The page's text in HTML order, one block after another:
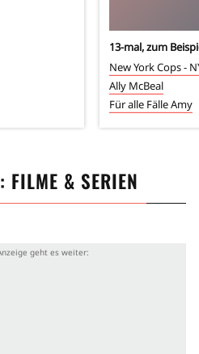
13-mal, zum
New York Cops -
Ally McBeal
Für alle Fälle Amy
: FILME & SERIEN